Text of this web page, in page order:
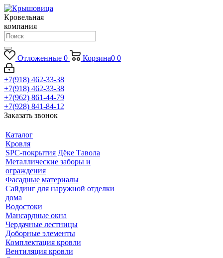
Кровельная
компания
Отложенные 0 Корзина0 0
+7(918) 462-33-38
+7(918) 462-33-38
+7(962) 861-44-79
+7(928) 841-84-12
Заказать звонок
Каталог
Кровля
SPC-покрытия Дёке Тавола
Металлические заборы и
ограждения
Фасадные материалы
Сайдинг для наружной отделки
дома
Водостоки
Мансардные окна
Чердачные лестницы
Доборные элементы
Комплектация кровли
Вентиляция кровли